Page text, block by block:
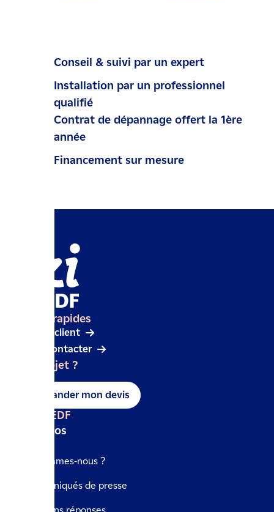
Conseil & suivi par un expert
Installation par un professionnel
qualifié
Contrat de dépannage offert la 1ère
année
Financement sur mesure
Accès rapides
Espace client
Nous contacter
Un projet ?
Demander mon devis
IZI by EDF
A propos
Qui sommes-nous ?
Communiqués de presse